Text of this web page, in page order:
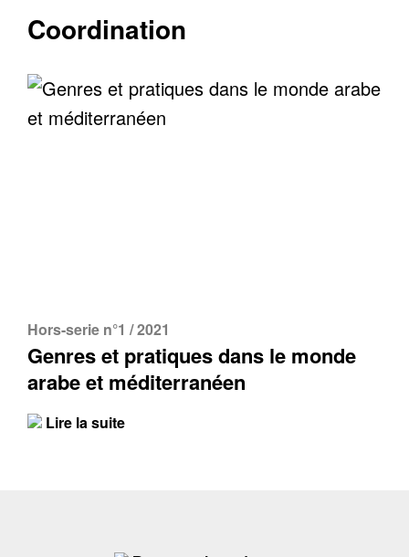
Coordination
Hors-serie n°1 / 2021
Genres et pratiques dans le monde
arabe et méditerranéen
Lire la suite